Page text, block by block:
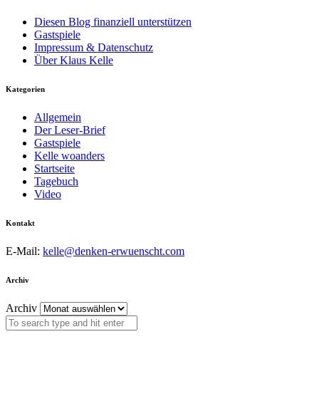
Diesen Blog finanziell unterstützen
Gastspiele
Impressum & Datenschutz
Über Klaus Kelle
Kategorien
Allgemein
Der Leser-Brief
Gastspiele
Kelle woanders
Startseite
Tagebuch
Video
Kontakt
E-Mail: kelle@denken-erwuenscht.com
Archiv
Archiv